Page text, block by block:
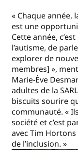
« Chaque année,
est une
Cette année,
l’autisme, de
explorer de
membres] »,
Marie-Ève
adultes de la
biscuits sourire
communauté. «
société et c’est
avec Tim
de l’inclusion. »